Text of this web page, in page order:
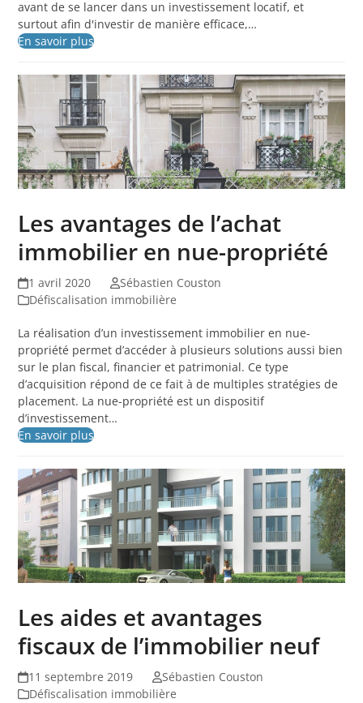
avant de se lancer dans un investissement locatif, et
surtout afin d'investir de manière efficace,…
En savoir plus
Les avantages de l’achat
immobilier en nue-propriété
1 avril 2020
Sébastien Couston
Défiscalisation immobilière
La réalisation d’un investissement immobilier en nue-
propriété permet d’accéder à plusieurs solutions aussi bien
sur le plan fiscal, financier et patrimonial. Ce type
d’acquisition répond de ce fait à de multiples stratégies de
placement. La nue-propriété est un dispositif
d’investissement…
En savoir plus
Les aides et avantages
fiscaux de l’immobilier neuf
11 septembre 2019
Sébastien Couston
Défiscalisation immobilière